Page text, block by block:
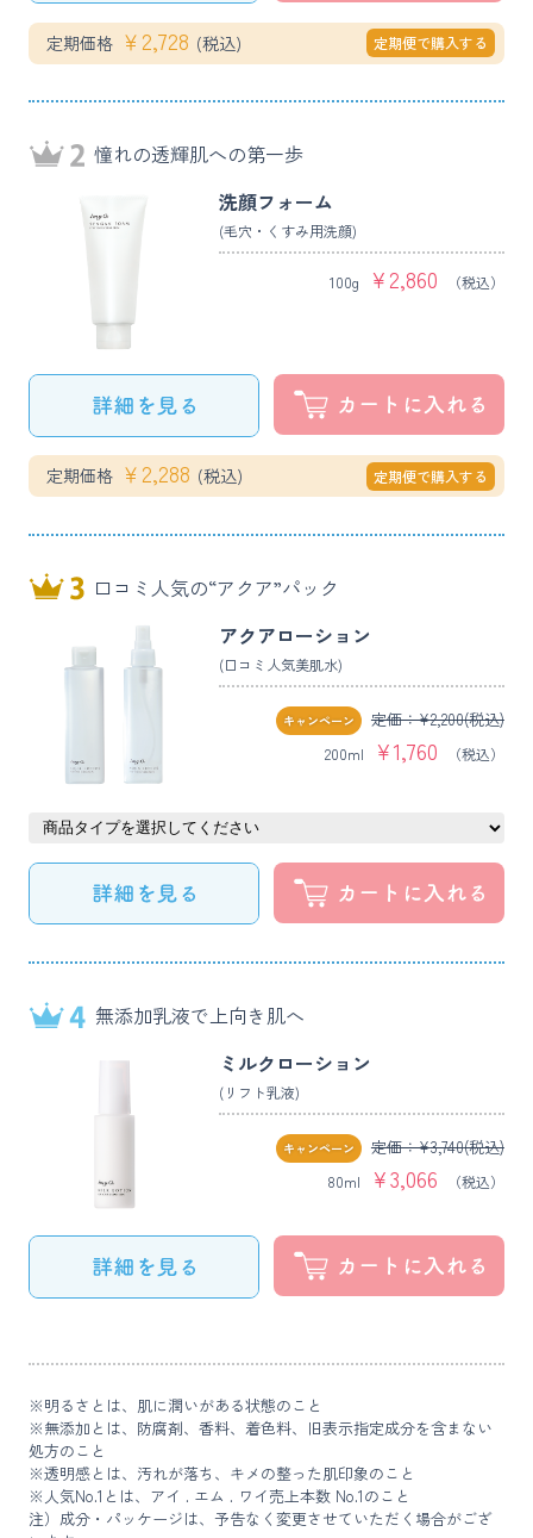
定期価格 ￥2,728 (税込) 定期便で購入する
憧れの透輝肌への第一歩
洗顔フォーム
(毛穴・くすみ用洗顔)
100g ¥2,860 （税込）
定期価格 ￥2,288 (税込) 定期便で購入する
口コミ人気の“アクア”パック
アクアローション
(口コミ人気美肌水)
キャンペーン 定価：¥2,200(税込)
200ml ¥1,760 （税込）
無添加乳液で上向き肌へ
ミルクローション
(リフト乳液)
キャンペーン 定価：¥3,740(税込)
80ml ¥3,066 （税込）
※明るさとは、肌に潤いがある状態のこと
※無添加とは、防腐剤、香料、着色料、旧表示指定成分を含まない
処方のこと
※透明感とは、汚れが落ち、キメの整った肌印象のこと
※人気No.1とは、アイ . エム . ワイ売上本数 No.1のこと
注）成分・パッケージは、予告なく変更させていただく場合がござ